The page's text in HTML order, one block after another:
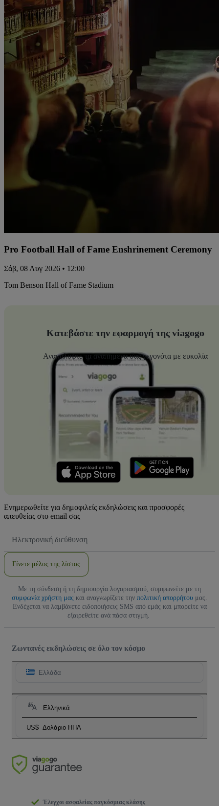
Pro Football Hall of Fame Enshrinement Ceremony
Σάβ, 08 Αυγ 2026 • 12:00
Tom Benson Hall of Fame Stadium
Κατεβάστε την εφαρμογή της viagogo
Ανακαλύψτε τα αγαπημένα σας γεγονότα με ευκολία
Ενημερωθείτε για δημοφιλείς εκδηλώσεις και προσφορές
απευθείας στο email σας
Email
Γίνετε μέλος της λίστας
Με τη σύνδεση ή τη δημιουργία λογαριασμού, συμφωνείτε με τη
συμφωνία χρήστη μας και αναγνωρίζετε την πολιτική απορρήτου μας.
Ενδέχεται να λαμβάνετε ειδοποιήσεις SMS από εμάς και μπορείτε να
εξαιρεθείτε ανά πάσα στιγμή.
Ζωντανές εκδηλώσεις σε όλο τον κόσμο
Ελλάδα
Ελληνικά
US$ Δολάριο ΗΠΑ
Έλεγχοι ασφαλείας παγκόσμιας κλάσης